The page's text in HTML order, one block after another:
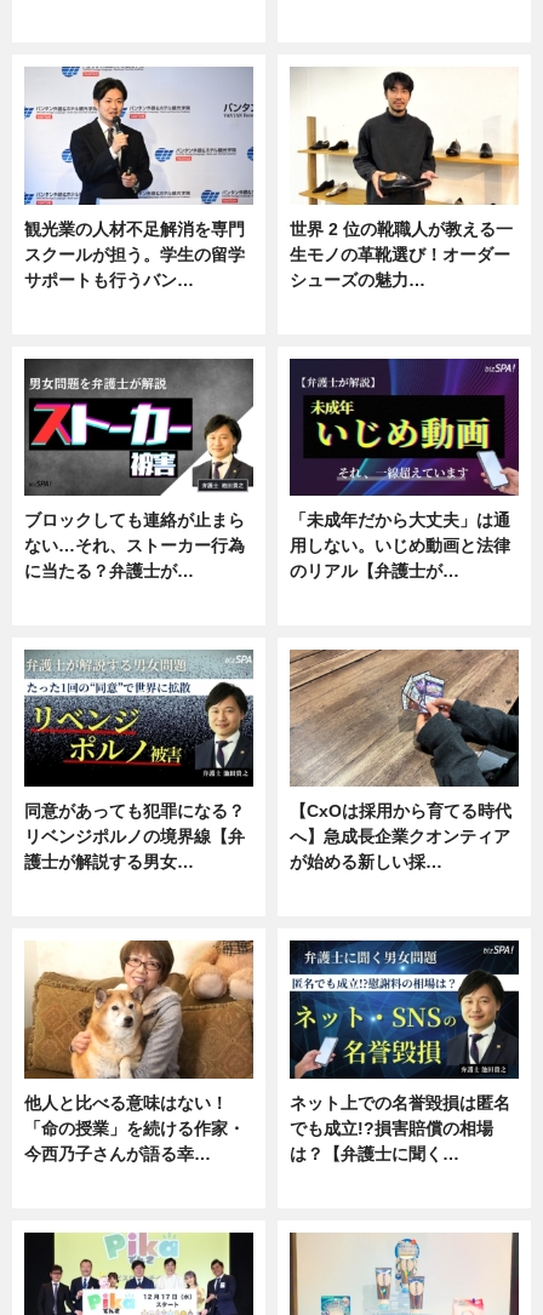
観光業の人材不足解消を専門
スクールが担う。学生の留学
サポートも行うバン…
世界 2 位の靴職人が教える一
生モノの革靴選び！オーダー
シューズの魅力…
ブロックしても連絡が止まら
ない…それ、ストーカー行為
に当たる？弁護士が…
「未成年だから大丈夫」は通
用しない。いじめ動画と法律
のリアル【弁護士が…
同意があっても犯罪になる？
リベンジポルノの境界線【弁
護士が解説する男女…
【CxOは採用から育てる時代
へ】急成長企業クオンティア
が始める新しい採…
他人と比べる意味はない！
「命の授業」を続ける作家・
今西乃子さんが語る幸…
ネット上での名誉毀損は匿名
でも成立!?損害賠償の相場
は？【弁護士に聞く…